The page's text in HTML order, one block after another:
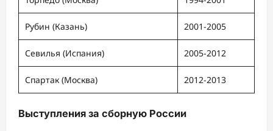
Рубин (Казань) 2001-2005
Севилья (Испания) 2005-2012
Спартак (Москва) 2012-2013
Выступления за сборную России